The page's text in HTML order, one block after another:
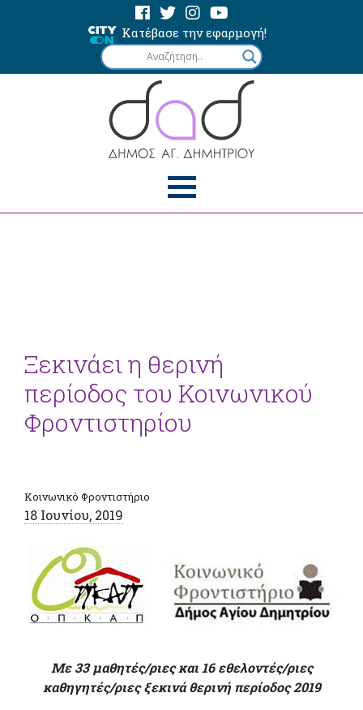
Κατέβασε την εφαρμογή!
Ξεκινάει η θερινή
περίοδος του Κοινωνικού
Φροντιστηρίου
Κοινωνικό Φροντιστήριο
18 Ιουνίου, 2019
Με 33 μαθητές/ριες και 16 εθελοντές/ριες
καθηγητές/ριες ξεκινά θερινή περίοδος 2019